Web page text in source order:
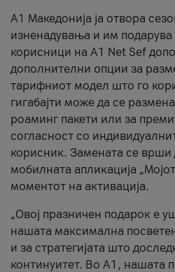
А1 Македонија ја отвора
изненадувања и им
корисници на A1 Net Sef
дополнителни опции за
тарифниот модел што го
гигабајти може да се
роаминг пакети или за
согласност со
корисник. Замената се врши
мобилната апликација
моментот на активација.
„Овој празничен подарок е
нашата максимална
и за стратегијата што
континуитет. Во А1, нашата